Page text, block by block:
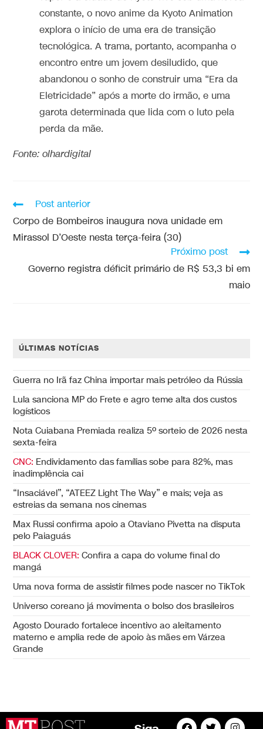
constante, o novo anime da Kyoto Animation
explora o início de uma era de transição
tecnológica. A trama, portanto, acompanha o
encontro entre um jovem desiludido, que
abandonou o sonho de construir uma “Era da
Eletricidade” após a morte do irmão, e uma
garota determinada que lida com o luto pela
perda da mãe.
Fonte: olhardigital
Post anterior
Corpo de Bombeiros inaugura nova unidade em
Mirassol D’Oeste nesta terça-feira (30)
Próximo post
Governo registra déficit primário de R$ 53,3 bi em
maio
ÚLTIMAS NOTÍCIAS
Guerra no Irã faz China importar mais petróleo da Rússia
Lula sanciona MP do Frete e agro teme alta dos custos
logísticos
Nota Cuiabana Premiada realiza 5º sorteio de 2026 nesta
sexta-feira
CNC: Endividamento das famílias sobe para 82%, mas
inadimplência cai
“Insaciável”, “ATEEZ Light The Way” e mais; veja as
estreias da semana nos cinemas
Max Russi confirma apoio a Otaviano Pivetta na disputa
pelo Paiaguás
BLACK CLOVER: Confira a capa do volume final do
mangá
Uma nova forma de assistir filmes pode nascer no TikTok
Universo coreano já movimenta o bolso dos brasileiros
Agosto Dourado fortalece incentivo ao aleitamento
materno e amplia rede de apoio às mães em Várzea
Grande